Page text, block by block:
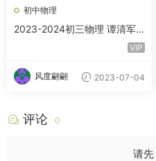
初中物理
2023-2024初三物理 谭清军
VIP
风度翩翩 2023-07-04
评论 0
请先